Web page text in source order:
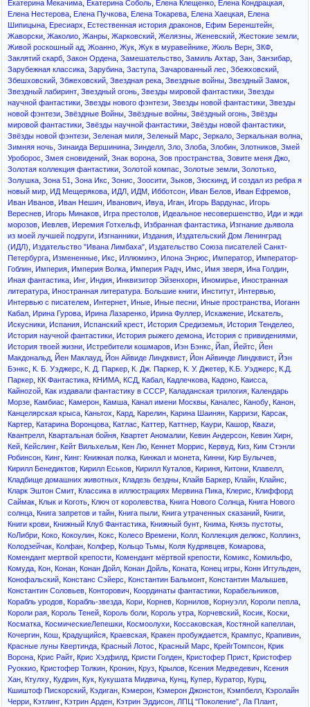
Екатерина Мекачима, Екатерина Соболь, Елена Клещенко, Елена Кондрацкая,
Елена Нестерова, Елена Пучкова, Елена Токарева, Елена Хаецкая, Елена
Шипицына, Ересиарх, Естественная история драконов, Ефим Беренштейн,
Жаворски, Жаколио, Жанры, Жарковский, Желязны, Женевский, Жестокие земли,
Живой роскошный ад, Жоанно, Жук, Жук в муравейнике, Жюль Верн, ЗКФ,
Заклятий скарб, Закон Ордена, Замешательство, Замиль Ахтар, Зан, Занзибар,
Зарубежная классика, Зарубина, Заступа, Зачарованный лес, Збежховский,
Збешховский, Збжеховский, Звездная река, Звездные войны, Звездный Замок,
Звездный лабиринт, Звездный огонь, Звезды мировой фантастики, Звезды
научной фантастики, Звезды нового фэнтези, Звезды новой фантастики, Звезды
новой фэнтези, Звёздные Войны, Звёздные войны, Звёздный огонь, Звёзды
мировой фантастики, Звёзды научной фантастики, Звёзды новой фантастики,
Звёзды новой фэнтези, Зеленая миля, Зеленый Марс, Зеркало, Зеркальная волна,
Зимняя ночь, Зинаида Вершинина, Зинделл, Зло, Злоба, Злобин, Злотников, Змей
Уроборос, Змея сновидений, Знак ворона, Зов пространства, Зовите меня Джо,
Золотая коллекция фантастики, Золотой компас, Золотые земли, Золотько,
Золушка, Зона 51 , Зона Икс, Зонис, Зоосити, Зыков, Зюскинд, И создал из ребра я
новый мир, ИД Мещерякова, ИДЛ, ИДМ, Ибботсон, Иван Белов, Иван Ефремов,
Иван Иванов, Иван Нешич, Иванович, Ивуа, Иган, Игорь Вардунас, Игорь
Вереснев, Игорь Минаков, Игра престолов, Идеальное несовершенство, Иди и жди
морозов, Иевлев, Иеремия Готхельф, Избранная фантастика, Изгнание дьявола
из моей лучшей подруги, Изгнанники, Издания, Издательский Дом Ленинград
(ИДЛ), Издательство "Ивана Лимбаха", Издательство Союза писателей Санкт-
Петербурга, Измененные, Икс, Иллюминэ, Илона Энрюс, Император, Император-
Гоблин, Империя, Империя Волка, Империя Радч, Имс, Имя зверя, Ина Голдин,
Иная фантастика, Инг, Индия, Инквизитор Эйзенхорн, Иномирье, Иностранная
литература, Иностранная литература. Большие книги, Институт, Интервью,
Интервью с писателем, Интернет, Иные, Иные песни, Иные пространства, Иоганн
Кабал, Ирина Гурова, Ирина Лазаренко, Ирина Фуллер, Искажение, Искатель,
Искусники, Испания, Испанский крест, История Средиземья, История Тенделео,
История научной фантастики, История рыжего демона, История с привидениями,
История твоей жизни, Истребители кошмаров, Иэн Бэнкс, Йап, Йейтс, Йен
Макдональд, Йен Маклауд, Йон Айвиде Линдквист, Йон Айвинде Линдквист, Йэн
Бэнкс, К. Б. Уэджерс, К. Д. Паркер, К. Дж. Паркер, К. У. Джетер, К.Б. Уэджерс, К.Д.
Паркер, КК Фантастика, КНИМА, КСД, Кабал, Кадлечкова, Кадоно, Каисса,
Кайноzой, Как издавали фантастику в СССР, Каладанская трилогия, Календарь
Морзе, Камбиас, Камерон, Камша, Канал имени Москвы, Каналес, Канобу, Канон,
Канцелярская крыса, Каньтох, Кард, Карелин, Карина Шаинян, Карризи, Карсак,
Картер, Катарина Воронцова, Катлас, Каттер, Каттнер, Каури, Кашор, Кваzи,
Квантрелл, Квартальная бойня, Квартет Аномалии, Кевин Андерсон, Кевин Хирн,
Кей, Кейслинг, Кейт Вильхельм, Кен Лю, Кеннет Моррис, Кервуд, Киз, Ким Стэнли
Робинсон, Кинг, Кинг: Книжная полка, Кинжал и монета, Кинни, Кир Булычев,
Кирилл Бенедиктов, Кирилл Еськов, Кирилл Куталов, Кириня, Китони, Клавелл,
Кладбище домашних животных, Кладезь бездны, Клайв Баркер, Клайн, Клайнс,
Кларк Эштон Смит, Классика в иллюстрациях Мервина Пика, Клерис, Клиффорд
Саймак, Клык и Коготь, Ключ от королевства, Книга Нового Солнца, Книга Нового
солнца, Книга запретов и тайн, Книга пыли, Книга утраченных сказаний, Книги,
Книги крови, Книжный Клуб Фантастика, Книжный бунт, Книма, Князь пустоты,
КоЛибри, Коко, Кокоулин, Кокс, Колесо Времени, Колл, Коллекция делюкс, Коллинз,
Колодзейчак, Колфан, Колфер, Кольцо Тьмы, Коля Кудрявцев, Комарова,
Комендант мертвой крепости, Комендант мёртвой крепости, Комикс, Комильфо,
Комуда, Кон, Конан, Конан Дойл, Конан Дойль, Коната, Конец игры, Конн Иггульден,
Конофальский, Констанс Сэйерс, Константин Бальмонт, Константин Малышев,
Константин Соловьев, Конторович, Координаты фантастики, Корабельников,
Корабль уродов, Корабль-звезда, Кори, Корнев, Корнилов, Корнуэлл, Короли пепла,
Короли рая, Король Теней, Король боли, Король утра, Корчевский, Косик, Коски,
Косматка, КосмическиеЛепешки, Космоолухи, Коссаковская, Костяной капеллан,
Кочергин, Кош, Крадущийся, Краевская, Кракен пробуждается, Крампус, Крапивин,
Красные луны Квертинда, Красный Лотос, Красный Марс, КрейгТомпсон, Крик
Ворона, Крис Райт, Крис Хэдфилд, Кристи Голден, Кристофер Прист, Кристофер
Руоккио, Кристофер Толкин, Кронин, Круз, Крылов, Ксения Медведевич, Ксения
Хан, Ктулху, Кудрин, Кук, Кукушата Мидвича, Кунц, Купер, Куратор, Курц,
Кшиштоф Пискорский, Кэдиган, Кэмерон, Кэмерон Джонстон, Кэмпбелл, Кэролайн
Черри, Кэтлинг, Кэтрин Арден, Кэтрин Эддисон, ЛПЦ "Поколение", Ла Плант,